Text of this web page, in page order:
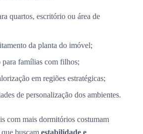
quartos, escritório ou área de
da planta do imóvel;
famílias com filhos;
em regiões estratégicas;
de personalização dos ambientes.
com mais dormitórios costumam
buscam estabilidade e